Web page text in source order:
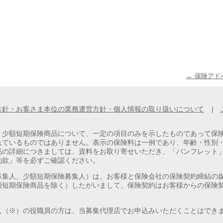
← 保険アド
・お客さま本位の業務運営方針・個人情報の取り扱いについて |
額短期保険商品について、一定の項目のみを示したものであって保
いるものではありません。表示の保険料は一例であり、年齢・性別
詳細につきましては、資料をお取り寄せいただき、「パンフレット
」等を必ずご確認ください。
人、少額短期保険募集人）は、お客様と保険会社の保険契約締結の
期保険商品を除く）したがいまして、保険契約はお客様からの保険
※）の役職員の方は、当募集代理店でお申込みいただくことはでき